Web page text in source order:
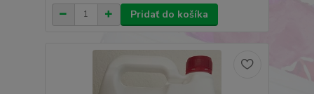
Pridať do košíka